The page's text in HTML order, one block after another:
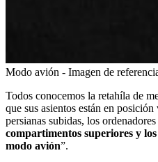
Modo avión - Imagen de
Todos conocemos la retahíla de
que sus asientos están en
persianas subidas, los
compartimentos superiores y
modo avión”.